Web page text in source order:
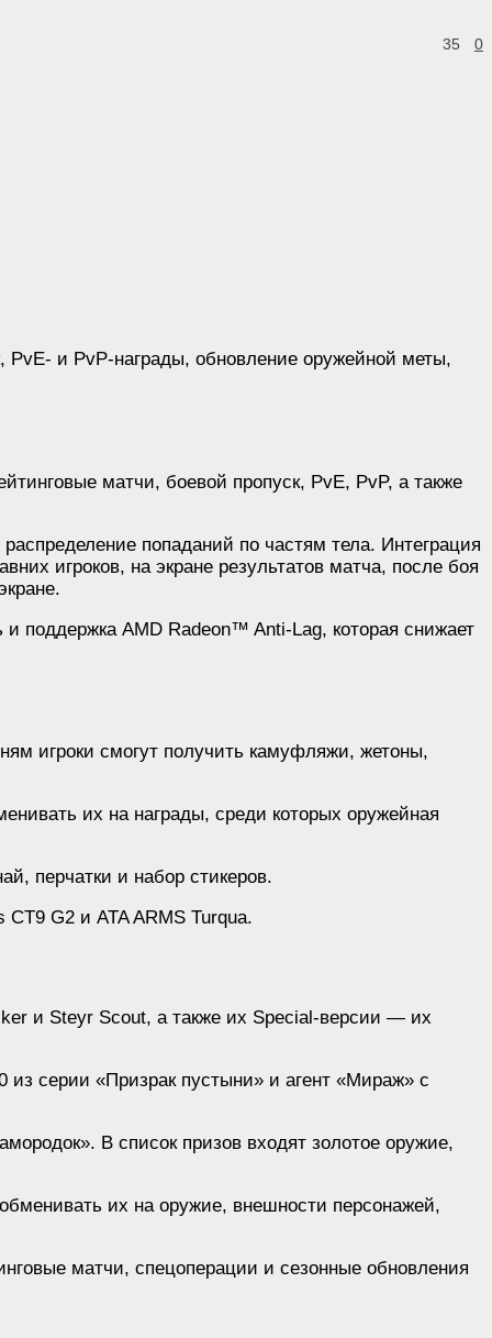
0
35
PvE- и PvP-награды, обновление оружейной меты,
матчи, боевой пропуск, PvE, PvP, а также
попаданий по частям тела. Интеграция
игроков, на экране результатов матча, после боя
поддержка AMD Radeon™ Anti-Lag, которая снижает
игроки смогут получить камуфляжи, жетоны,
их на награды, среди которых оружейная
перчатки и набор стикеров.
G2 и ATA ARMS Turqua.
и Steyr Scout, а также их Special-версии — их
серии «Призрак пустыни» и агент «Мираж» с
В список призов входят золотое оружие,
их на оружие, внешности персонажей,
матчи, спецоперации и сезонные обновления